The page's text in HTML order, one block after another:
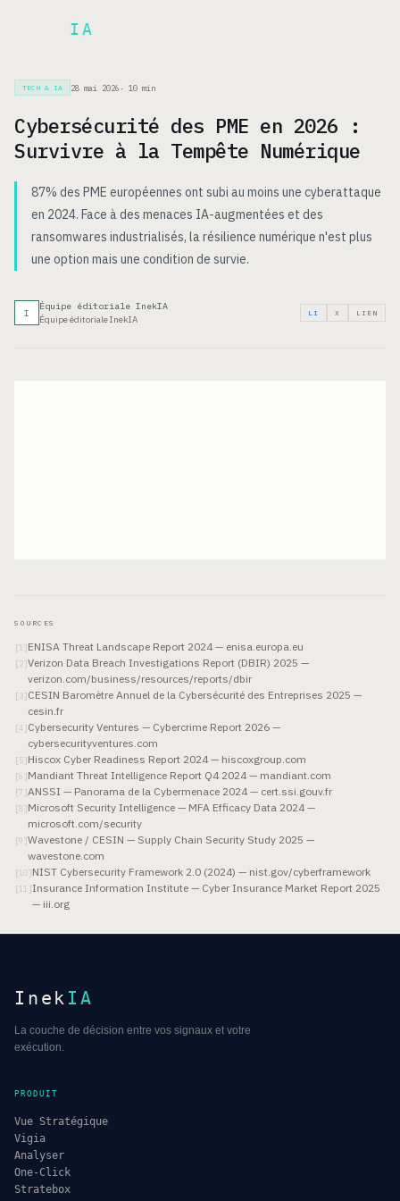
IA
TECH & IA 28 mai 2026 · 10 min
Cybersécurité des PME en 2026 :
Survivre à la Tempête Numérique
87% des PME européennes ont subi au moins une cyberattaque
en 2024. Face à des menaces IA-augmentées et des
ransomwares industrialisés, la résilience numérique n'est plus
une option mais une condition de survie.
I
Équipe éditoriale InekIA
Équipe éditoriale InekIA
LI X LIEN
SOURCES
[1 ]ENISA Threat Landscape Report 2024 — enisa.europa.eu
[2]Verizon Data Breach Investigations Report (DBIR) 2025 —
verizon.com/business/resources/reports/dbir
[ 3]CESIN Baromètre Annuel de la Cybersécurité des Entreprises 2025 —
cesin.fr
[4 ]Cybersecurity Ventures — Cybercrime Report 2026 —
cybersecurityventures.com
[5]Hiscox Cyber Readiness Report 2024 — hiscoxgroup.com
[6 ]Mandiant Threat Intelligence Report Q4 2024 — mandiant.com
[7 ]ANSSI — Panorama de la Cybermenace 2024 — cert.ssi.gouv.fr
[8]Microsoft Security Intelligence — MFA Efficacy Data 2024 —
microsoft.com/security
[9 ]Wavestone / CESIN — Supply Chain Security Study 2025 —
wavestone.com
[10]NIST Cybersecurity Framework 2.0 (2024) — nist.gov/cyberframework
[11 ]Insurance Information Institute — Cyber Insurance Market Report 2025
— iii.org
Inek IA
La couche de décision entre vos signaux et votre
exécution.
PRODUIT
Vue Stratégique
Vigia
Analyser
One-Click
Stratebox